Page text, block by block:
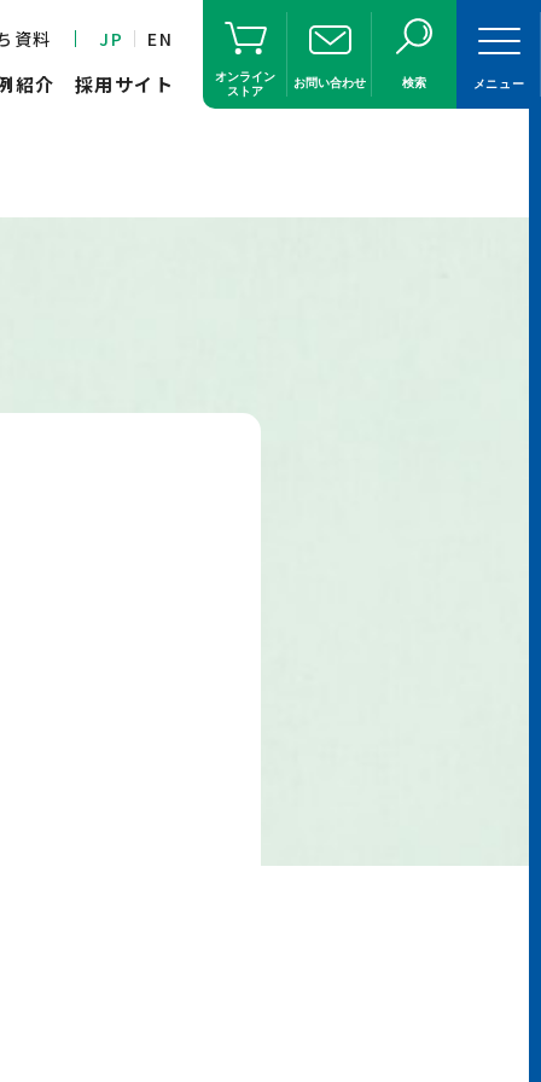
資料 JP EN
紹介 採用サイト
オンライン
ストア
お問い合わせ 検索 メニュー